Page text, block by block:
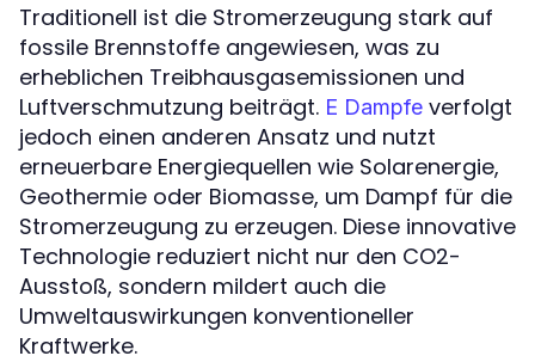
Traditionell ist die Stromerzeugung stark auf
fossile Brennstoffe angewiesen, was zu
erheblichen Treibhausgasemissionen und
Luftverschmutzung beiträgt. E Dampfe verfolgt
jedoch einen anderen Ansatz und nutzt
erneuerbare Energiequellen wie Solarenergie,
Geothermie oder Biomasse, um Dampf für die
Stromerzeugung zu erzeugen. Diese innovative
Technologie reduziert nicht nur den CO2-
Ausstoß, sondern mildert auch die
Umweltauswirkungen konventioneller
Kraftwerke.